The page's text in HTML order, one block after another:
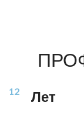
12 Лет